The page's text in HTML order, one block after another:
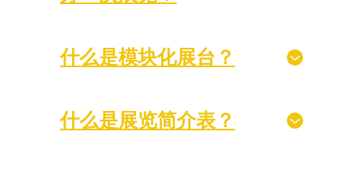
什么是模块化展台？
什么是展览简介表？